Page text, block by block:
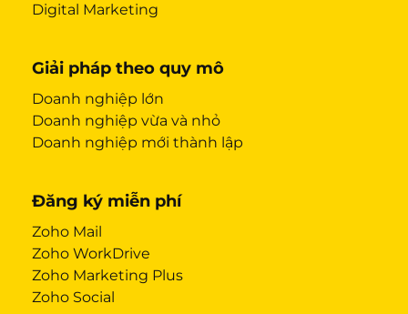
Digital Marketing
Giải pháp theo quy mô
Doanh nghiệp lớn
Doanh nghiệp vừa và nhỏ
Doanh nghiệp mới thành lập
Đăng ký miễn phí
Zoho Mail
Zoho WorkDrive
Zoho Marketing Plus
Zoho Social